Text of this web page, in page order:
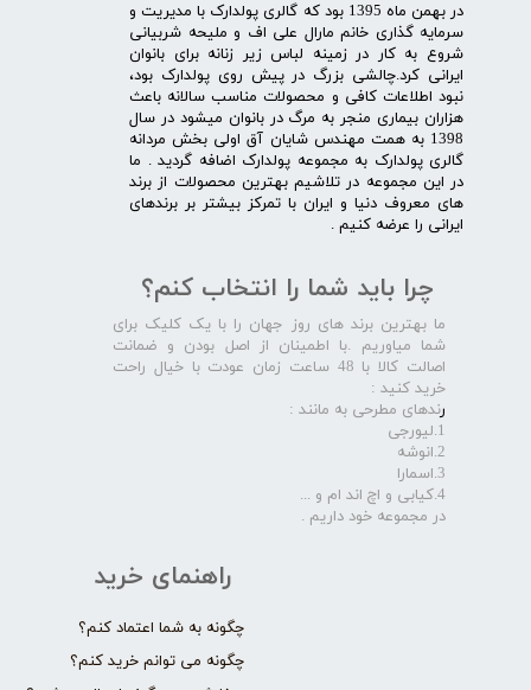
در بهمن ماه 1395 بود که گالری پولدارک با مدیریت و
سرمایه گذاری خانم مارال علی اف و ملیحه شربیانی
شروع به کار در زمینه لباس زیر زنانه برای بانوان
ایرانی کرد.چالشی بزرگ در پیش روی پولدارک بود،
نبود اطلاعات کافی و محصولات مناسب سالانه باعث
هزاران بیماری منجر به مرگ در بانوان میشود در سال
1398 به همت مهندس شایان آق اولی بخش مردانه
گالری پولدارک به مجموعه پولدارک اضافه گردید . ما
در این مجموعه در تلاشیم بهترین محصولات از برند
های معروف دنیا و ایران با تمرکز بیشتر بر برندهای
ایرانی را عرضه کنیم .​​​​​​​
راهنمای خرید
چگونه به شما اعتماد کنم؟
چگونه می توانم خرید کنم؟
چرا باید شما را انتخاب کنم؟
ما بهترین برند های روز جهان را با یک کلیک برای
شما میاوریم .با اطمینان از اصل بودن و ضمانت
اصالت کالا با 48 ساعت زمان عودت با خیال راحت
خرید کنید :
رندهای مطرحی به مانند :
1.لیورجی
2.انوشه
3.اسمارا
4.کیابی و اچ اند ام و ...
در مجموعه خود داریم .​​​​​​​